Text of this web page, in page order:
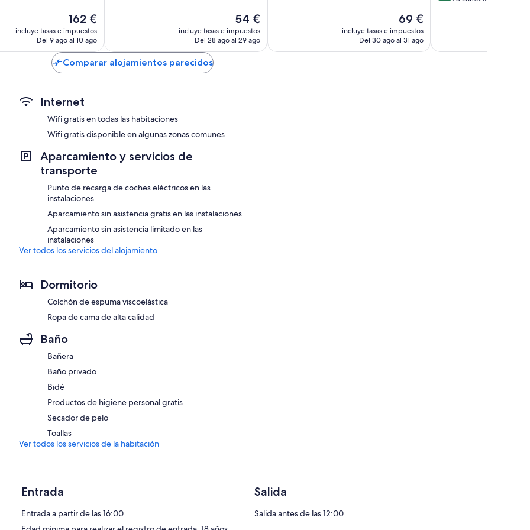
El
precio
actual
de
162 €
162 €
incluye tasas e impuestos
Del 9 ago al 10 ago
El
precio
actual
54 €
incluye tasas e impuestos
Del 28 ago al 29 ago
El
precio
actual
69 €
incluye tasas e impuestos
Del 30 ago al 31 ago
Comparar alojamientos parecidos
Internet
Wifi gratis en todas las habitaciones
Wifi gratis disponible en algunas zonas comunes
Aparcamiento y servicios de
transporte
Punto de recarga de coches eléctricos en las
instalaciones
Aparcamiento sin asistencia gratis en las instalaciones
Aparcamiento sin asistencia limitado en las
instalaciones
Ver todos los servicios del alojamiento
Dormitorio
Colchón de espuma viscoelástica
Ropa de cama de alta calidad
Baño
Bañera
Baño privado
Bidé
Productos de higiene personal gratis
Secador de pelo
Toallas
Ver todos los servicios de la habitación
Entrada
Entrada a partir de las 16:00
Salida
Salida antes de las 12:00